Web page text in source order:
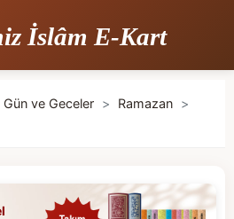
İslâm E-Kart
ve Geceler > Ramazan >